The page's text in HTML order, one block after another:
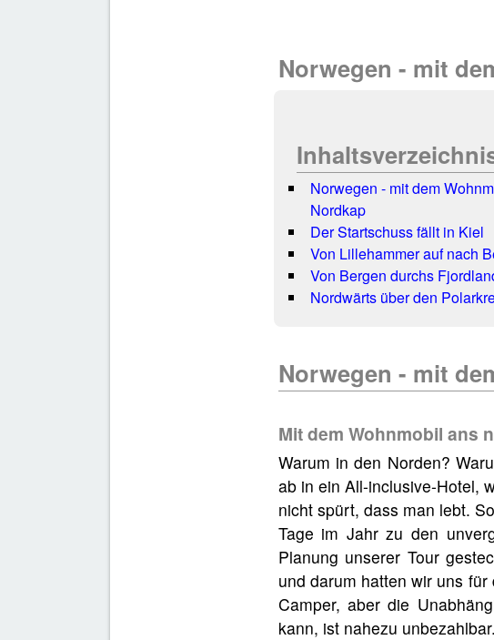
Norwegen - mit
Norwegen - mit dem
Nordkap
Der Startschuss fällt in Kiel
Von Lillehammer auf nach
Von Bergen durchs
Nordwärts über den
Norwegen - mit
Mit dem Wohnmobil ans
Warum in den Norden?
ab in ein All-inclusive-Hotel,
nicht spürt, dass man lebt.
Tage im Jahr zu den
Planung unserer Tour
und darum hatten wir uns
Camper, aber die
kann, ist nahezu unbezahlbar.